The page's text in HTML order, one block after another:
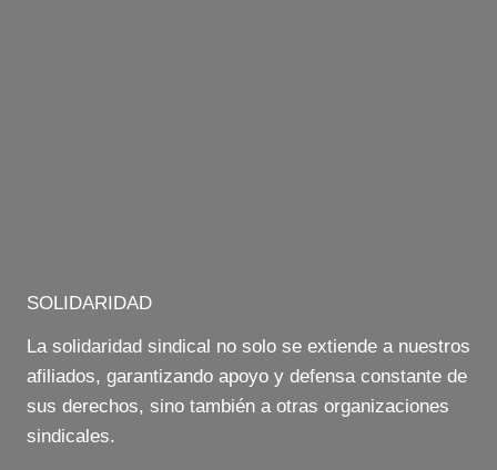
SOLIDARIDAD
La solidaridad sindical no solo se extiende a nuestros
afiliados, garantizando apoyo y defensa constante de
sus derechos, sino también a otras organizaciones
sindicales.